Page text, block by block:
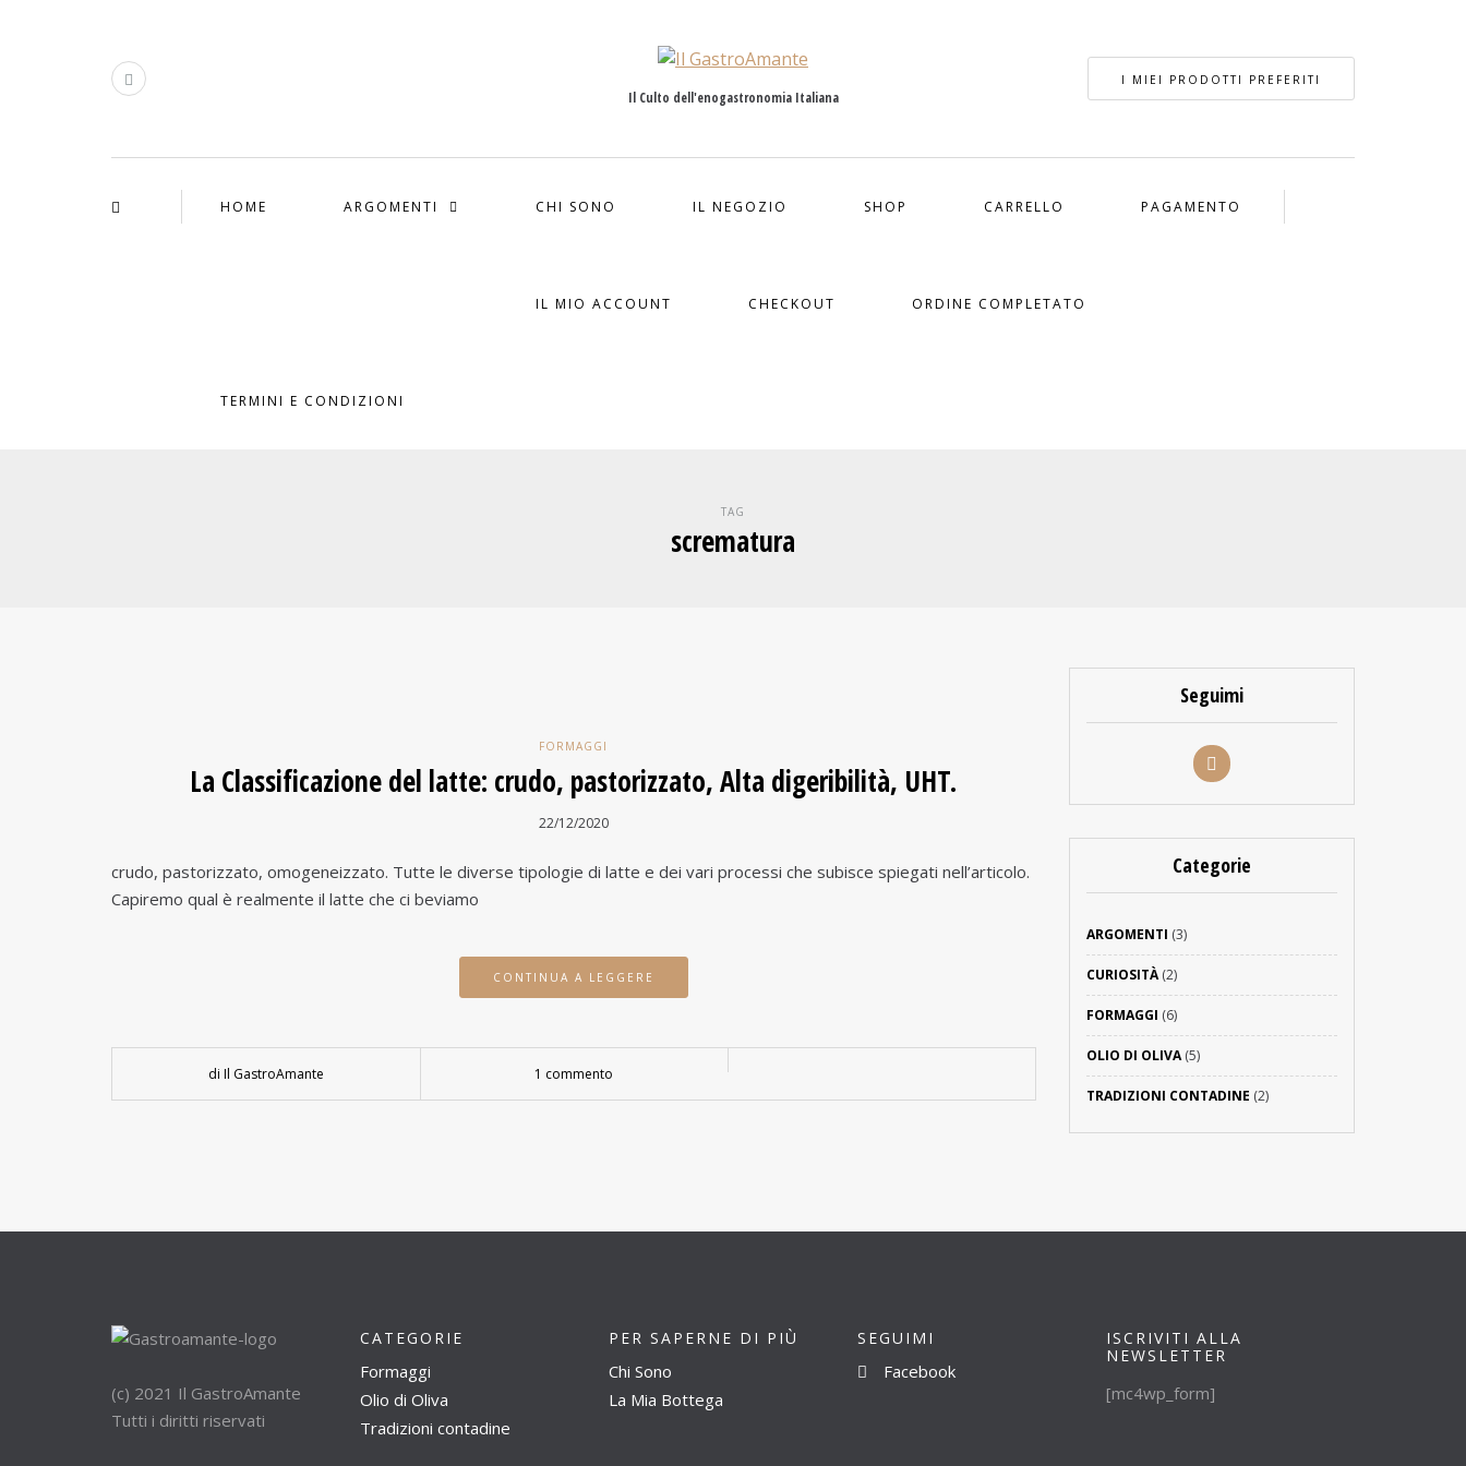
Il Culto dell'enogastronomia Italiana
I MIEI PRODOTTI PREFERITI
HOME ARGOMENTI CHI SONO IL NEGOZIO SHOP CARRELLO PAGAMENTO
IL MIO ACCOUNT CHECKOUT ORDINE COMPLETATO
TERMINI E CONDIZIONI
TAG
scrematura
FORMAGGI
La Classificazione del latte: crudo, pastorizzato, Alta digeribilità, UHT.
22/12/2020
crudo, pastorizzato, omogeneizzato. Tutte le diverse tipologie di latte e dei vari processi che subisce spiegati nell’articolo.
Capiremo qual è realmente il latte che ci beviamo
CONTINUA A LEGGERE
di Il GastroAmante 1 commento
Seguimi
Categorie
ARGOMENTI (3)
CURIOSITÀ(2)
FORMAGGI (6)
OLIO DI OLIVA(5)
TRADIZIONI CONTADINE (2)
(c) 2021 Il GastroAmante
Tutti i diritti riservati
CATEGORIE
Formaggi
Olio di Oliva
Tradizioni contadine
PER SAPERNE DI PIÙ
Chi Sono
La Mia Bottega
SEGUIMI
Facebook
ISCRIVITI ALLA
NEWSLETTER
[mc4wp_form]